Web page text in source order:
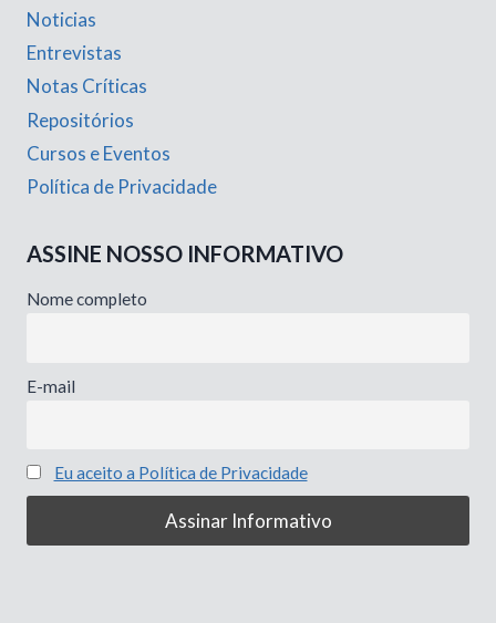
Noticias
Entrevistas
Notas Críticas
Repositórios
Cursos e Eventos
Política de Privacidade
ASSINE NOSSO INFORMATIVO
Nome completo
E-mail
Eu aceito a Política de Privacidade